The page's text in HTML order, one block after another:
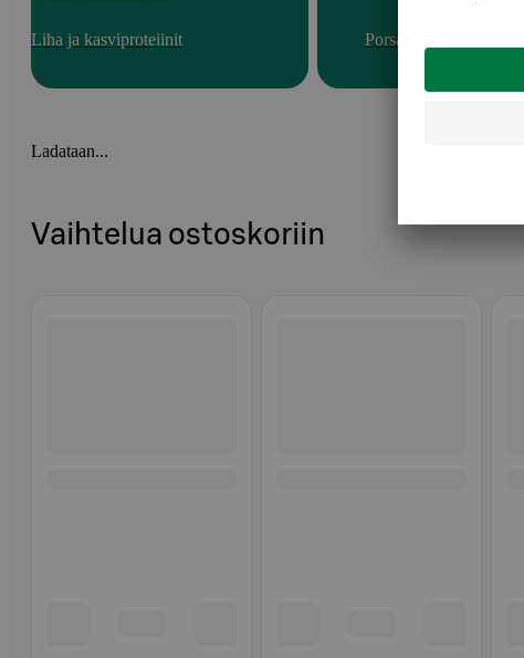
Liha ja kasviproteiinit Porsas
Ladataan...
Vaihtelua ostoskoriin